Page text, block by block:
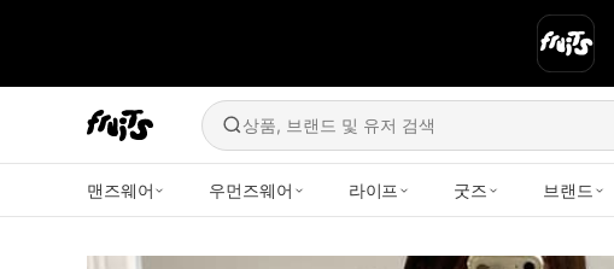
상품, 브랜드 및 유저 검색
맨즈웨어 우먼즈웨어 라이프 굿즈 브랜드